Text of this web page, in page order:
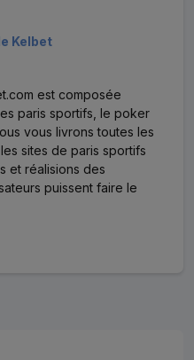
Kelbet
est composée
paris sportifs, le poker
vous livrons toutes les
sites de paris sportifs
et réalisions des
puissent faire le